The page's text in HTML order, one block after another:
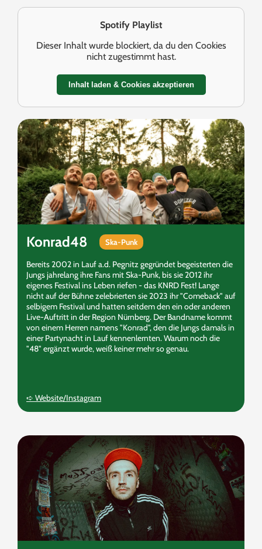
Spotify Playlist
Dieser Inhalt wurde blockiert, da du den Cookies
nicht zugestimmt hast.
Inhalt laden & Cookies akzeptieren
Konrad48 Ska-Punk
Bereits 2002 in Lauf a.d. Pegnitz gegründet begeisterten die
Jungs jahrelang ihre Fans mit Ska-Punk, bis sie 2012 ihr
eigenes Festival ins Leben riefen - das KNRD Fest! Lange
nicht auf der Bühne zelebrierten sie 2023 ihr "Comeback" auf
selbigem Festival und hatten seitdem den ein oder anderen
Live-Auftritt in der Region Nürnberg. Der Bandname kommt
von einem Herren namens "Konrad", den die Jungs damals in
einer Partynacht in Lauf kennenlernten. Warum noch die
"48" ergänzt wurde, weiß keiner mehr so genau.
➪ Website/Instagram